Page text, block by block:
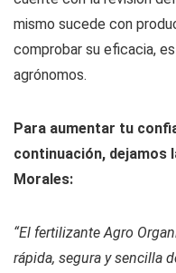
mismo sucede con
comprobar su eficacia,
agrónomos.
Para aumentar tu
continuación, dejamos
Morales:
“El fertilizante Agro
rápida, segura y sencilla